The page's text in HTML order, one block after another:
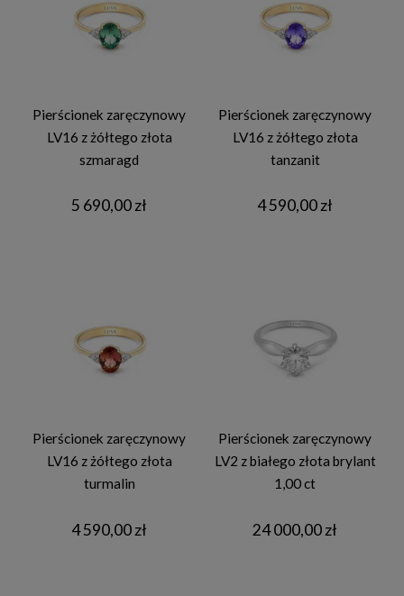
Pierścionek zaręczynowy
LV16 z żółtego złota
szmaragd
5 690,00 zł
Pierścionek zaręczynowy
LV16 z żółtego złota
tanzanit
4 590,00 zł
Pierścionek zaręczynowy
LV16 z żółtego złota
turmalin
4 590,00 zł
Pierścionek zaręczynowy
LV2 z białego złota brylant
1,00 ct
24 000,00 zł